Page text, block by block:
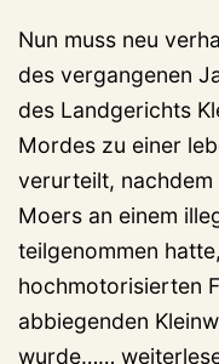
Nun muss neu
des vergangenen
des Landgerichts
Mordes zu einer
verurteilt, nachdem
Moers an einem
teilgenommen
hochmotorisierten
abbiegenden
wurde……